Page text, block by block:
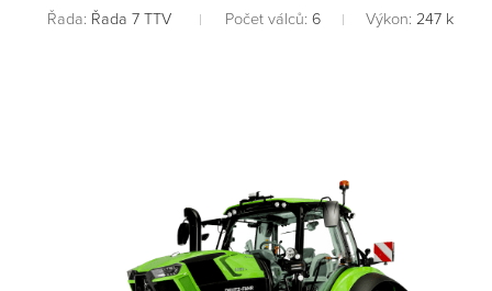
Řada: Řada 7 TTV Počet válců: 6 Výkon: 247 k